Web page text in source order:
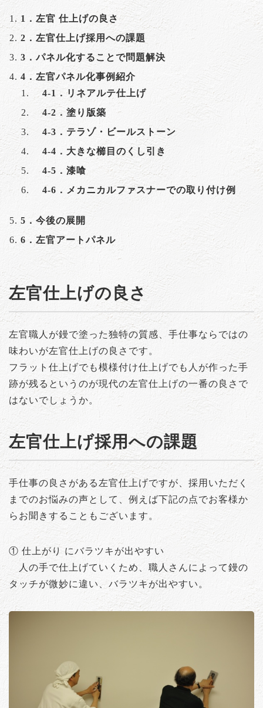
1．左官 仕上げの良さ
2．左官仕上げ採用への課題
3．パネル化することで問題解決
4．左官パネル化事例紹介
4-1．リネアルテ仕上げ
4-2．塗り版築
4-3．テラゾ・ビールストーン
4-4．大きな櫛目のくし引き
4-5．漆喰
4-6．メカニカルファスナーでの取り付け例
5．今後の展開
6．左官アートパネル
左官仕上げの良さ
左官職人が鏝で塗った独特の質感、手仕事ならではの
味わいが左官仕上げの良さです。
フラット仕上げでも模様付け仕上げでも人が作った手
跡が残るというのが現代の左官仕上げの一番の良さで
はないでしょうか。
左官仕上げ採用への課題
手仕事の良さがある左官仕上げですが、採用いただく
までのお悩みの声として、例えば下記の点でお客様か
らお聞きすることもございます。
① 仕上がり にバラツキが出やすい
人の手で仕上げていくため、職人さんによって鏝の
タッチが微妙に違い、バラツキが出やすい。